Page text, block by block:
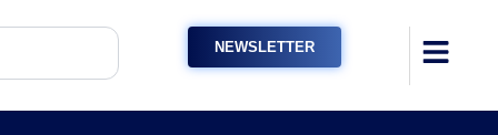
NEWSLETTER